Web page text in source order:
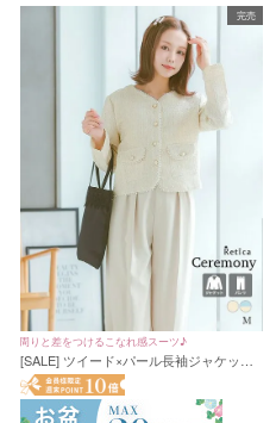
周りと差をつけるこなれ感スーツ♪
[SALE] ツイード×パール長袖ジャケット
セットアップパンツスタイルセレモニー
スーツ(Mサイズ)
完売